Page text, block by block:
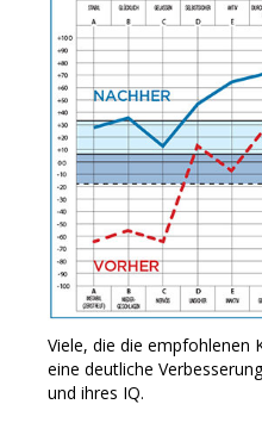
Viele, die die empfohlenen
eine deutliche
und ihres IQ.